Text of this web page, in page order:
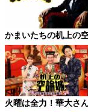
かまいたちの机上の
火曜は全力！華大さ